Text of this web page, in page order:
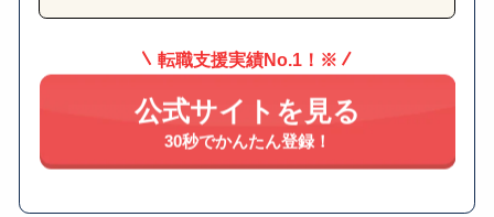
転職支援実績No.1！※
公式サイトを見る
30秒でかんたん登録！